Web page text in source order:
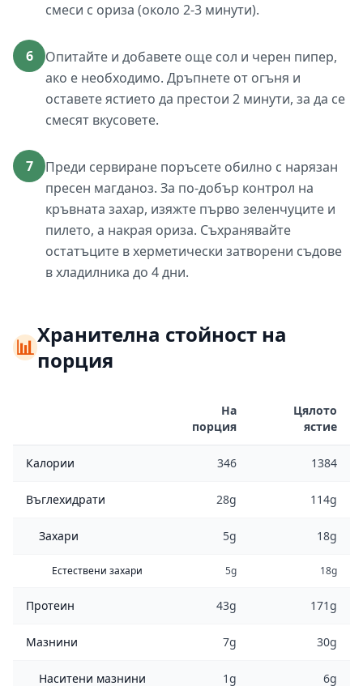
смеси с ориза (около 2-3 минути).
6
Опитайте и добавете още сол и черен пипер,
ако е необходимо. Дръпнете от огъня и
оставете ястието да престои 2 минути, за да се
смесят вкусовете.
7
Преди сервиране поръсете обилно с нарязан
пресен магданоз. За по-добър контрол на
кръвната захар, изяжте първо зеленчуците и
пилето, а накрая ориза. Съхранявайте
остатъците в херметически затворени съдове
в хладилника до 4 дни.
📊Хранителна стойност на
порция
На
порция
Цялото
ястие
Калории 346 1384
Въглехидрати 28g 114g
Захари 5g 18g
Естествени захари 5g 18g
Протеин 43g 171g
Мазнини 7g 30g
Наситени мазнини 1g 6g